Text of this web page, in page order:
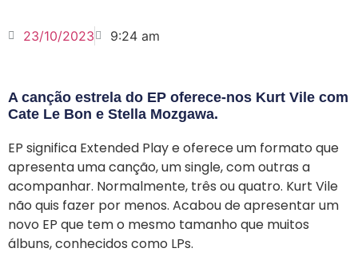
23/10/2023 9:24 am
A canção estrela do EP oferece-nos Kurt Vile com
Cate Le Bon e Stella Mozgawa.
EP significa Extended Play e oferece um formato que
apresenta uma canção, um single, com outras a
acompanhar. Normalmente, três ou quatro. Kurt Vile
não quis fazer por menos. Acabou de apresentar um
novo EP que tem o mesmo tamanho que muitos
álbuns, conhecidos como LPs.